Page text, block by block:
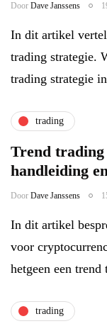
Door Dave Janssens
In dit artikel
trading strategie.
trading strategie
trading
Trend trading
handleiding
Door Dave Janssens
In dit artikel
voor
hetgeen een
trading